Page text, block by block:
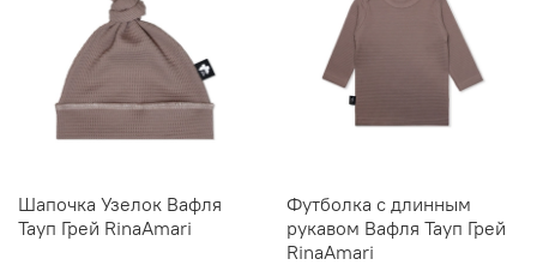
Шапочка Узелок Вафля
Тауп Грей RinaAmari
Футболка с длинным
рукавом Вафля Тауп Грей
RinaAmari